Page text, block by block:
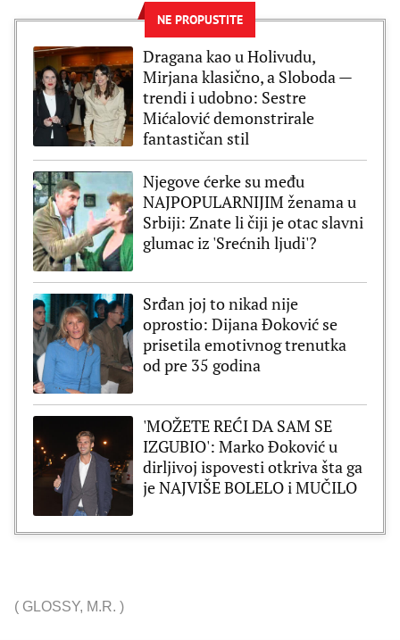
NE PROPUSTITE
Dragana kao u Holivudu,
Mirjana klasično, a Sloboda —
trendi i udobno: Sestre
Mićalović demonstrirale
fantastičan stil
Njegove ćerke su među
NAJPOPULARNIJIM ženama u
Srbiji: Znate li čiji je otac slavni
glumac iz 'Srećnih ljudi'?
Srđan joj to nikad nije
oprostio: Dijana Đoković se
prisetila emotivnog trenutka
od pre 35 godina
'MOŽETE REĆI DA SAM SE
IZGUBIO': Marko Đoković u
dirljivoj ispovesti otkriva šta ga
je NAJVIŠE BOLELO i MUČILO
( GLOSSY, M.R. )